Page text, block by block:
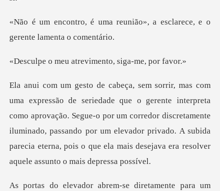
eunião», a esclarece, e o
g
atrevimento, sig
a
como aprovação. Segue-o por um corredor discretamente
iluminado, passando por um elevador privado. A
rem-se diretamente para